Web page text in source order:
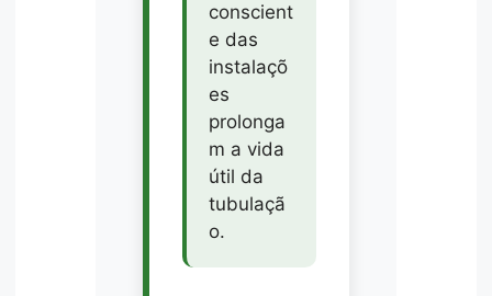
conscient
e das
instalaçõ
es
prolonga
m a vida
útil da
tubulaçã
o.